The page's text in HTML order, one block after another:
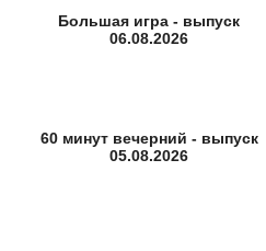
Большая игра - выпуск
06.08.2026
60 минут вечерний - выпуск
05.08.2026